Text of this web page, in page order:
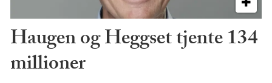
Haugen og Heggset tjente 134
millioner